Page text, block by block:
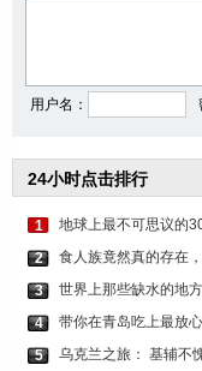
用户名：
24小时点击排行
1
地球上最不可思议的
2
食人族竟然真的存在
3
世界上那些缺水的地
4
带你在青岛吃上最放
5
乌克兰之旅： 基辅不